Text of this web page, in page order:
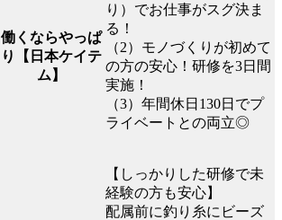
働くならやっぱ
り【日本ケイテ
ム】
り）でお仕事がスグ決ま
る！
（2）モノづくりが初めて
の方の安心！研修を3日間
実施！
（3）年間休日130日でプ
ライベートとの両立◎
【しっかりした研修で未
経験の方も安心】
配属前に釣り糸にビーズ